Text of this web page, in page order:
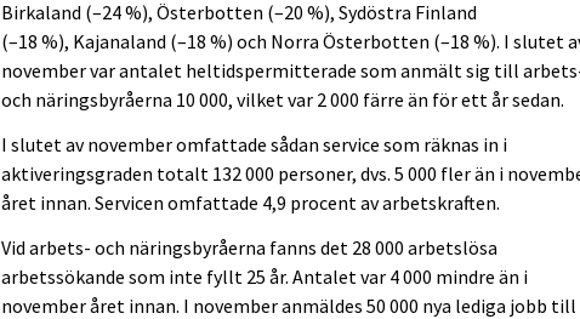
Birkaland (–24 %), Österbotten (–20 %), Sydöstra Finland
(–18 %), Kajanaland (–18 %) och Norra Österbotten (–18 %). I slutet
november var antalet heltidspermitterade som anmält sig till
och näringsbyråerna 10 000, vilket var 2 000 färre än för ett år sedan.
I slutet av november omfattade sådan service som räknas in i
aktiveringsgraden totalt 132 000 personer, dvs. 5 000 fler än i
året innan. Servicen omfattade 4,9 procent av arbetskraften.
Vid arbets- och näringsbyråerna fanns det 28 000 arbetslösa
arbetssökande som inte fyllt 25 år. Antalet var 4 000 mindre än i
november året innan. I november anmäldes 50 000 nya lediga jobb till